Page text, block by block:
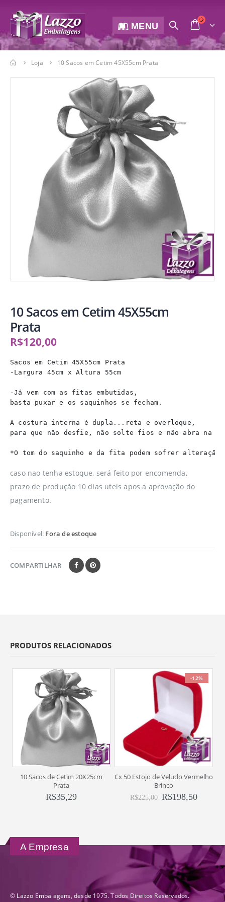
MENU
Loja 10 Sacos em Cetim 45X55cm Prata
10 Sacos em Cetim 45X55cm
Prata
R$120,00
Sacos em Cetim 45X55cm Prata
-Largura 45cm x Altura 55cm
-Já vem com as fitas embutidas,
basta puxar e os saquinhos se fecham.
A costura interna é dupla...reta e overloque,
para que não desfie, não solte fios e não abra na
*O tom do saquinho e da fita podem sofrer
caso nao tenha estoque, será feito por encomenda,
prazo de produção 10 dias uteis apos a aprovação do
pagamento.
Disponível: Fora de estoque
COMPARTILHAR
PRODUTOS RELACIONADOS
10 Sacos de Cetim 20X25cm
Prata
R$35,29
-12%
Cx 50 Estojo de Veludo Vermelho
Brinco
R$225,00 R$198,50
A Empresa
© Lazzo Embalagens, desde 1975. Todos Direitos Reservados.